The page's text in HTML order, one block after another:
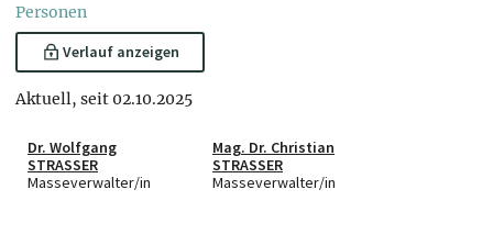
Personen
Verlauf anzeigen
Aktuell, seit 02.10.2025
Dr. Wolfgang
STRASSER
Masseverwalter/in
Mag. Dr. Christian
STRASSER
Masseverwalter/in